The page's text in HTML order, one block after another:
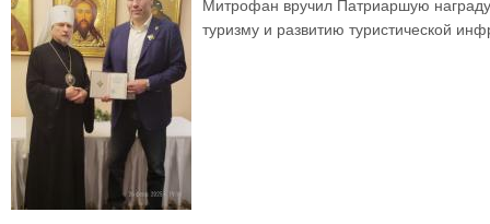
Митрофан вручил Патриаршую
туризму и развитию туристической